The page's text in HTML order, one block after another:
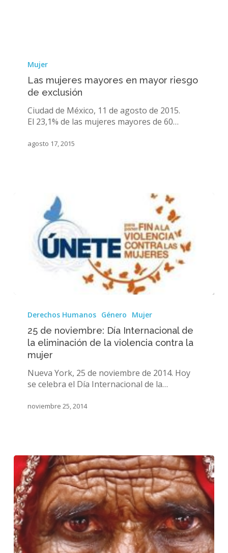
mujeres
mayores
mayor
riesgo
exclusión
Mujer
Las mujeres mayores en mayor riesgo
de exclusión
Ciudad de México, 11 de agosto de 2015.
El 23,1% de las mujeres mayores de 60…
agosto 17, 2015
Internacional
eliminación
violencia
Derechos Humanos Género Mujer
25 de noviembre: Día Internacional de
la eliminación de la violencia contra la
mujer
Nueva York, 25 de noviembre de 2014. Hoy
se celebra el Día Internacional de la…
noviembre 25, 2014